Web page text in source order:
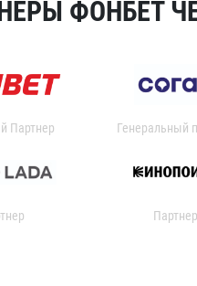
ФОНБЕТ
Партнер Генеральный
Партнер